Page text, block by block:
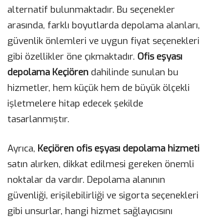
alternatif bulunmaktadır. Bu seçenekler
arasında, farklı boyutlarda depolama alanları,
güvenlik önlemleri ve uygun fiyat seçenekleri
gibi özellikler öne çıkmaktadır. Ofis eşyası
depolama Keçiören dahilinde sunulan bu
hizmetler, hem küçük hem de büyük ölçekli
işletmelere hitap edecek şekilde
tasarlanmıştır.
Ayrıca, Keçiören ofis eşyası depolama hizmeti
satın alırken, dikkat edilmesi gereken önemli
noktalar da vardır. Depolama alanının
güvenliği, erişilebilirliği ve sigorta seçenekleri
gibi unsurlar, hangi hizmet sağlayıcısını